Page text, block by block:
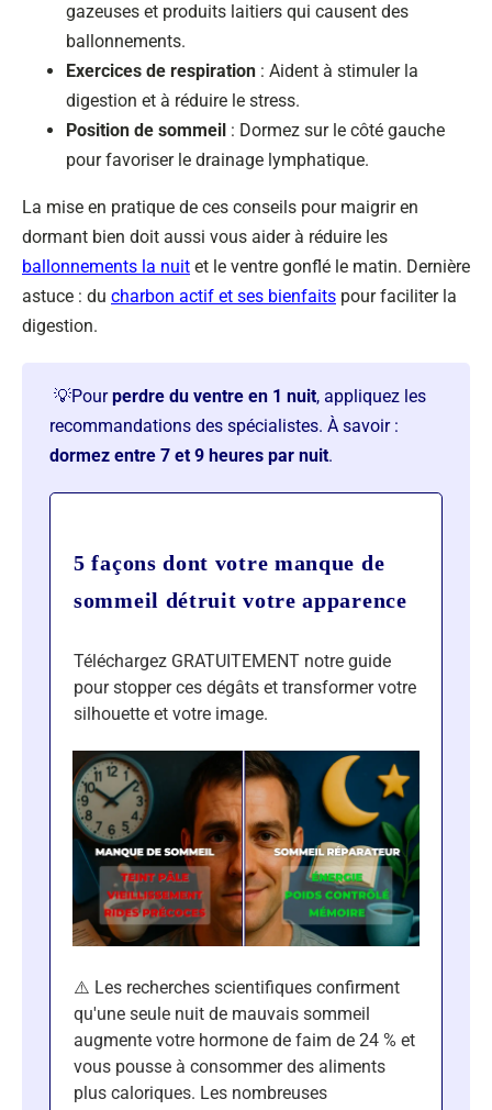
gazeuses et produits laitiers qui causent des
ballonnements.
Exercices de respiration : Aident à stimuler la
digestion et à réduire le stress.
Position de sommeil : Dormez sur le côté gauche
pour favoriser le drainage lymphatique.
La mise en pratique de ces conseils pour maigrir en
dormant bien doit aussi vous aider à réduire les
ballonnements la nuit et le ventre gonflé le matin. Dernière
astuce : du charbon actif et ses bienfaits pour faciliter la
digestion.
💡Pourperdre du ventre en 1 nuit, appliquez les
recommandations des spécialistes. À savoir :
dormez entre 7 et 9 heures par nuit.
5 façons dont votre manque de
sommeil détruit votre apparence
Téléchargez GRATUITEMENT notre guide
pour stopper ces dégâts et transformer votre
silhouette et votre image.
⚠️ Les recherches scientifiques confirment
qu'une seule nuit de mauvais sommeil
augmente votre hormone de faim de 24 % et
vous pousse à consommer des aliments
plus caloriques. Les nombreuses